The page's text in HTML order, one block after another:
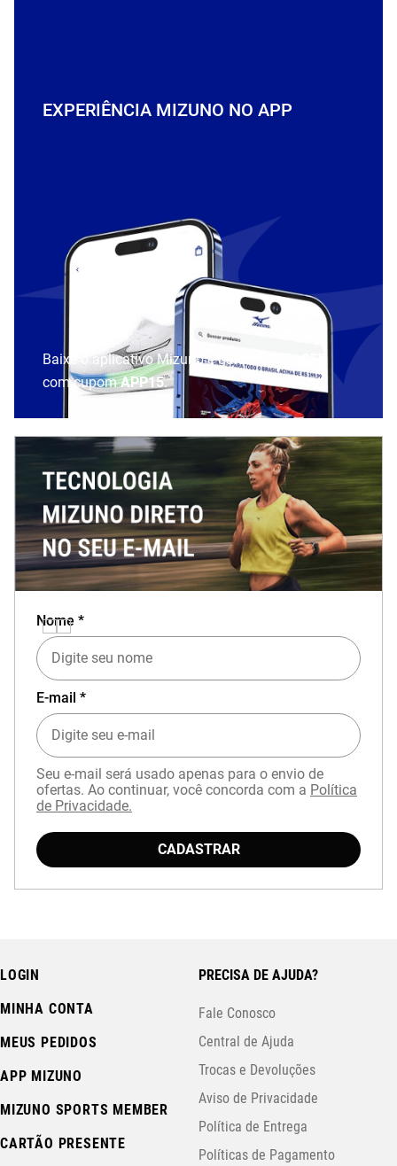
EXPERIÊNCIA MIZUNO NO APP
Baixe o aplicativo Mizuno e garanta
com cupomAPP15.
Nome *
E-mail *
Seu e-mail será usado apenas para o envio de
ofertas. Ao continuar, você concorda com a Política
de Privacidade.
CADASTRAR
LOGIN
MINHA CONTA
MEUS PEDIDOS
APP MIZUNO
MIZUNO SPORTS MEMBER
CARTÃO PRESENTE
PRECISA DE AJUDA?
Fale Conosco
Central de Ajuda
Trocas e Devoluções
Aviso de Privacidade
Política de Entrega
Políticas de Pagamento